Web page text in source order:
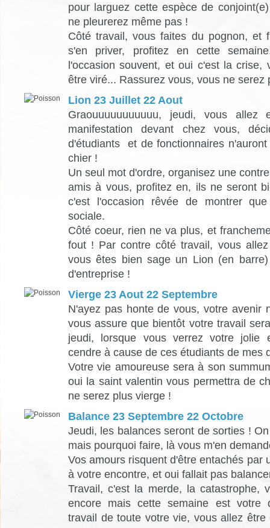
pour larguez cette espèce de
ne pleurerez même pas !
Côté travail, vous faites du pognon, et
s'en priver, profitez en cette
l'occasion souvent, et oui c'est la crise,
être viré... Rassurez vous, vous ne serez
Lion 23 Juillet 22 Aout
Graouuuuuuuuuuu, jeudi, vous allez
manifestation devant chez vous,
d'étudiants et de fonctionnaires
chier !
Un seul mot d'ordre, organisez une
amis à vous, profitez en, ils ne seront
c'est l'occasion rêvée de montrer
sociale.
Côté coeur, rien ne va plus, et
fout ! Par contre côté travail, vous
vous êtes bien sage un Lion (en
d'entreprise !
Vierge 23 Aout 22 Septembre
N'ayez pas honte de vous, votre avenir
vous assure que bientôt votre travail
jeudi, lorsque vous verrez votre jolie
cendre à cause de ces étudiants de mes
Votre vie amoureuse sera à son
oui la saint valentin vous permettra de
ne serez plus vierge !
Balance 23 Septembre 22 Octobre
Jeudi, les balances seront de sorties !
mais pourquoi faire, là vous m'en
Vos amours risquent d'être entachés par
à votre encontre, et oui fallait pas
Travail, c'est la merde, la catastrophe,
encore mais cette semaine est votre
travail de toute votre vie, vous allez